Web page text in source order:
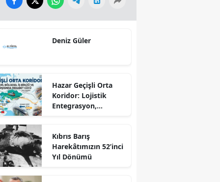
Deniz Güler
Hazar Geçişli Orta
Koridor: Lojistik
Entegrasyon,
Karşısında Rekabet
Gücü
Kıbrıs Barış
Harekâtımızın 52’inci
Yıl Dönümü